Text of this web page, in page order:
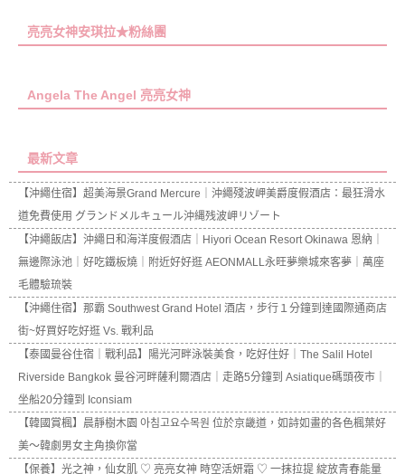
亮亮女神安琪拉★粉絲團
Angela The Angel 亮亮女神
最新文章
【沖繩住宿】超美海景Grand Mercure｜沖繩殘波岬美爵度假酒店：最狂滑水
道免費使用 グランドメルキュール沖縄残波岬リゾート
【沖繩飯店】沖繩日和海洋度假酒店｜Hiyori Ocean Resort Okinawa 恩納｜
無邊際泳池｜好吃鐵板燒｜附近好好逛 AEONMALL永旺夢樂城來客夢｜萬座
毛體驗琉裝
【沖繩住宿】那霸 Southwest Grand Hotel 酒店，步行１分鐘到達國際通商店
街~好買好吃好逛 Vs. 戰利品
【泰國曼谷住宿｜戰利品】陽光河畔泳裝美食，吃好住好｜The Salil Hotel
Riverside Bangkok 曼谷河畔薩利爾酒店｜走路5分鐘到 Asiatique碼頭夜市｜
坐船20分鐘到 Iconsiam
【韓國賞楓】晨靜樹木園 아침고요수목원 位於京畿道，如詩如畫的各色楓葉好
美～韓劇男女主角換你當
【保養】光之神，仙女肌 ♡ 亮亮女神 時空活妍霜 ♡ 一抹拉提 綻放青春能量